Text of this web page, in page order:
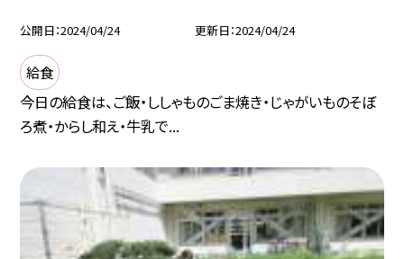
公開日 2024/04/24 更新日 2024/04/24
給食
今日の給食は、ご飯・ししゃものごま焼き・じゃがいものそぼ
ろ煮・からし和え・牛乳で...